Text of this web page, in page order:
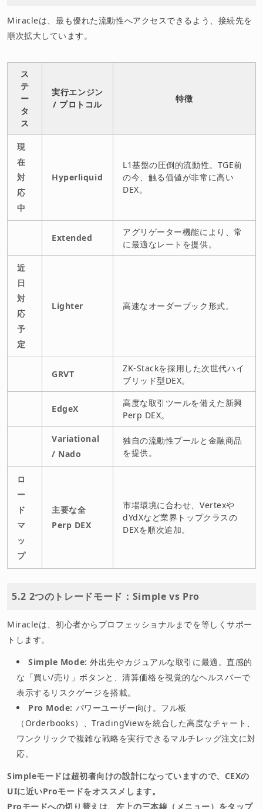
Miracleは、最も優れた流動性へアクセスできるよう、接続先を
順次拡大しています。
ス
テ
ー
タ
ス
実行エンジン
/ プロトコル
特徴
現
在
対
応
中
Hyperliquid
L1基盤の圧倒的流動性。TGE前
の今、触る価値が非常に高い
DEX。
Extended
アグリゲーター機能により、常
に最適なレートを提供。
近
日
対
応
予
定
Lighter 高速なオーダーブック形式。
GRVT
ZK-Stackを採用した次世代ハイ
ブリッド型DEX。
EdgeX
高度な取引ツールを備えた新興
Perp DEX。
Variational
/ Nado
独自の流動性プールと金融商品
を提供。
ロ
ー
ド
マ
ッ
プ
主要な全
Perp DEX
市場環境に合わせ、Vertexや
dYdXなど業界トップクラスの
DEXを順次追加。
5.2 2つのトレードモード：Simple vs Pro
Miracleは、初心者からプロフェッショナルまでを等しくサポー
トします。
Simple Mode: 外出先やカジュアルな取引に最適。直感的
な「買い/売り」ボタンと、清算価格を視覚的なヘルスバーで
表示するリスクゲージを搭載。
Pro Mode: パワーユーザー向け。フル板
（Orderbooks）、TradingViewを統合した高度なチャート、
ワンクリックで複雑な戦略を実行できるマルチレッグ注文に対
応。
Simpleモードは超初者向けの設計になっていますので、CEXの
UIに近いProモードをオススメします。
Proモードへの切り替えは、左上の三本線（メニュー）をタップ